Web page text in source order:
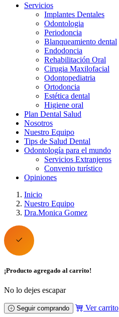
Servicios
Implantes Dentales
Odontologia
Periodoncia
Blanqueamiento dental
Endodoncia
Rehabilitación Oral
Cirugia Maxilofacial
Odontopediatria
Ortodoncia
Estética dental
Higiene oral
Plan Dental Salud
Nosotros
Nuestro Equipo
Tips de Salud Dental
Odontología para el mundo
Servicios Extranjeros
Convenio turístico
Opiniones
Inicio
Nuestro Equipo
Dra.Monica Gomez
¡Producto agregado al carrito!
No lo dejes escapar
Seguir comprando Ver carrito